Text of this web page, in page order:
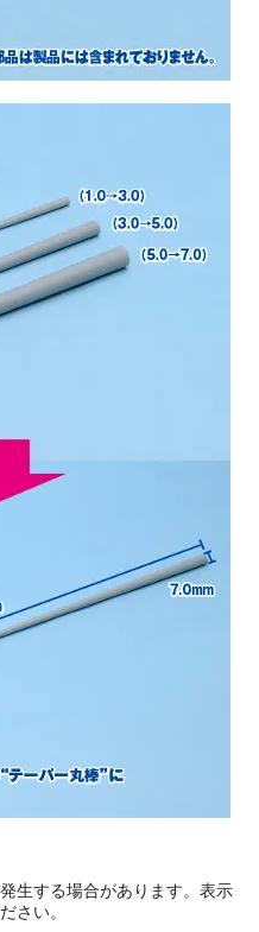
生する場合があります。表示
さい。